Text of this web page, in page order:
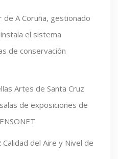
A Coruña, gestionado
el sistema
de conservación
Artes de Santa Cruz
de exposiciones de
Calidad del Aire y Nivel de